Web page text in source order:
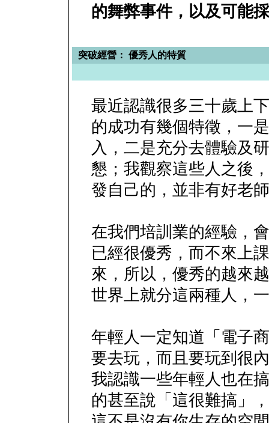
的舞弊事件，以及可能
突破經營： 優秀人的特質
最近認識很多三十歲上
的成功有幾個特徵，一
入，二是充分去體驗及
懇；我觀察這些人之後
發自己的，並非有好老
在我們培訓業的經驗，
已經很優秀，而不來上
來，所以，優秀的越來
世界上就分這兩種人，
年輕人一定知道「電子
要去玩，而且要玩到很
我認識一些年輕人也在
的甚至說「這很難搞」